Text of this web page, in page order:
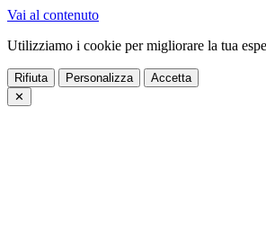
Vai al contenuto
Utilizziamo i cookie per migliorare la tua
Rifiuta Personalizza
Accetta
✕